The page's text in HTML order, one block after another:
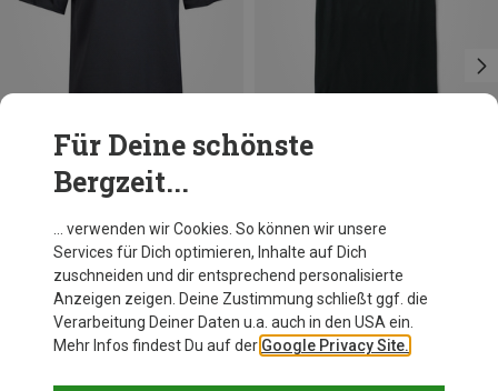
Du sparst 51%
Roark
Herren Yin Yang Forage T-Shirt
34,95 €
Für Deine schönste
Bergzeit...
… verwenden wir Cookies. So können wir unsere
Services für Dich optimieren, Inhalte auf Dich
zuschneiden und dir entsprechend personalisierte
Anzeigen zeigen. Deine Zustimmung schließt ggf. die
Verarbeitung Deiner Daten u.a. auch in den USA ein.
Mehr Infos findest Du auf der Google Privacy Site.